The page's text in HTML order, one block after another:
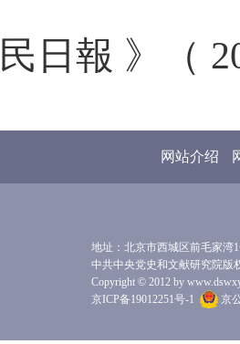
民日報 》（
网站介绍
地址：北京市西城区前毛家湾
中共中央党史和文献研究院版
Copyright © 2012 by
京ICP备19012251号-1
京